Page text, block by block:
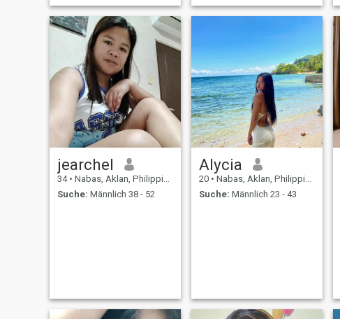
jearchel
34 • Nabas, Aklan, Philippinen
Suche: Männlich 38 - 52
Alycia
20 • Nabas, Aklan, Philippinen
Suche: Männlich 23 - 43